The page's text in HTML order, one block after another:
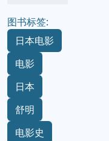
图书标签:
日本电影
电影
日本
舒明
电影史